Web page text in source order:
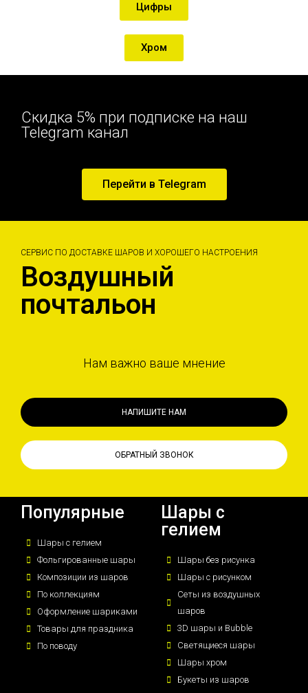
Цифры
Хром
Скидка 5% при подписке на наш
Telegram канал
Перейти в Telegram
СЕРВИС ПО ДОСТАВКЕ ШАРОВ И ХОРОШЕГО НАСТРОЕНИЯ
Воздушный
почтальон
Нам важно ваше мнение
НАПИШИТЕ НАМ
ОБРАТНЫЙ ЗВОНОК
Популярные
Шары с гелием
Фольгированные шары
Композиции из шаров
По коллекциям
Оформление шариками
Товары для праздника
По поводу
Шары с
гелием
Шары без рисунка
Шары с рисунком
Сеты из воздушных
шаров
3D шары и Bubble
Светящиеся шары
Шары хром
Букеты из шаров